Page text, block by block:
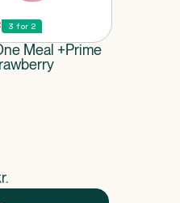
3 for 2
Meal +Prime
pris